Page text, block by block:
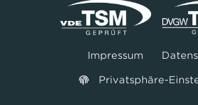
Impressum
Privatsphäre-